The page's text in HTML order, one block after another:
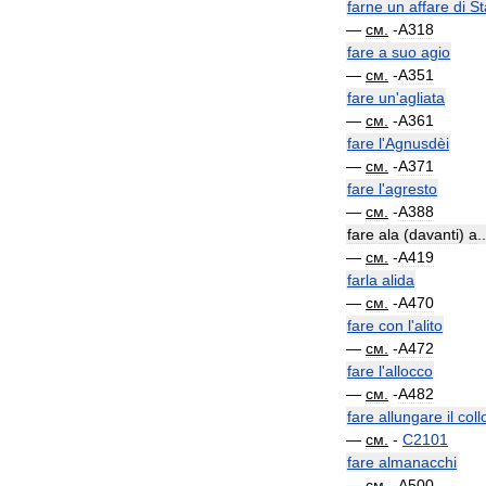
farne un affare di
— см -A318
fare a suo agio
— см -A351
fare un'agliata
— см -A361
fare l'Agnusdèi
— см -A371
fare l'agresto
— см -A388
fare ala (davanti) a
— см -A419
farla alida
— см -A470
fare con l'alito
— см -A472
fare l'allocco
— см -A482
fare allungare il
— см - C2101
fare almanacchi